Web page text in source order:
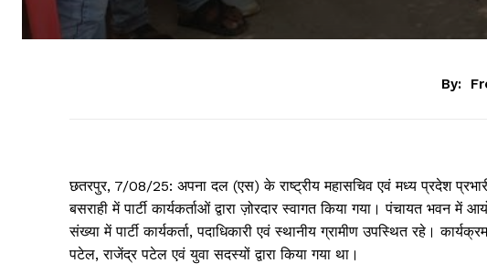
By:
छतरपुर, 7/08/25: अपना दल (एस) के राष्ट्रीय महासचिव एवं मध्य प्रदेश
बसराही में पार्टी कार्यकर्ताओं द्वारा ज़ोरदार स्वागत किया गया। पंचायत भवन
संख्या में पार्टी कार्यकर्ता, पदाधिकारी एवं स्थानीय ग्रामीण उपस्थित रहे।
पटेल, राजेंद्र पटेल एवं युवा सदस्यों द्वारा किया गया था।